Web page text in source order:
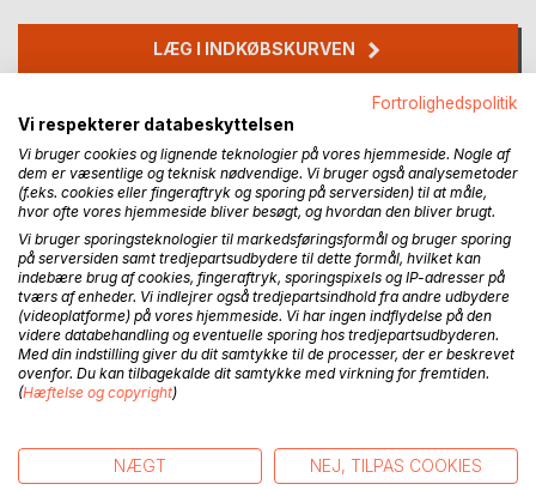
LÆG I INDKØBSKURVEN
Føj til ønskeliste
Anmeld titel
BESKRIVELSE
Serien LEG OG LÆR er udarbejdet som en del af projektet
Frederiksberg. Projektet var delvist finansieret af Velux
Fortrolighedspolitik
Vi respekterer databeskyttelsen
Vi bruger cookies og lignende teknologier på vores hjemmeside. Nogle af
dem er væsentlige og teknisk nødvendige. Vi bruger også analysemetoder
(f.eks. cookies eller fingeraftryk og sporing på serversiden) til at måle,
hvor ofte vores hjemmeside bliver besøgt, og hvordan den bliver brugt.
Vi bruger sporingsteknologier til markedsføringsformål og bruger sporing
på serversiden samt tredjepartsudbydere til dette formål, hvilket kan
indebære brug af cookies, fingeraftryk, sporingspixels og IP-adresser på
tværs af enheder. Vi indlejrer også tredjepartsindhold fra andre udbydere
(videoplatforme) på vores hjemmeside. Vi har ingen indflydelse på den
videre databehandling og eventuelle sporing hos tredjepartsudbyderen.
Med din indstilling giver du dit samtykke til de processer, der er beskrevet
ovenfor. Du kan tilbagekalde dit samtykke med virkning for fremtiden.
(Hæftelse og copyright)
NÆGT NEJ, TILPAS COOKIES